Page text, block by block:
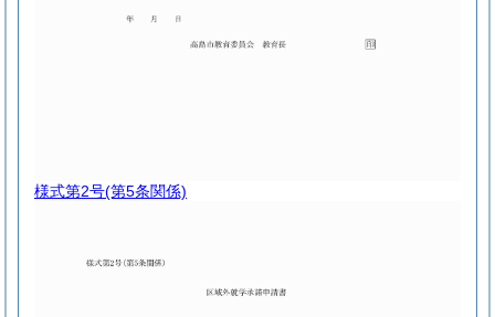
様式第2号(第5条関係)